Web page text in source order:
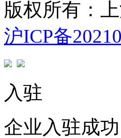
版权所有：
沪ICP备
入驻
企业入驻成